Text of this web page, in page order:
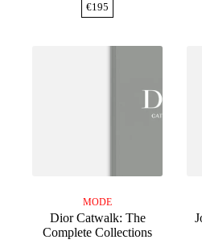
€195
MODE
Dior Catwalk: The
Complete Collections